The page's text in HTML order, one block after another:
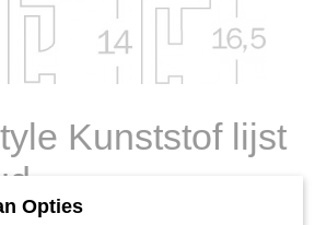
Kunststof lijst
Opties